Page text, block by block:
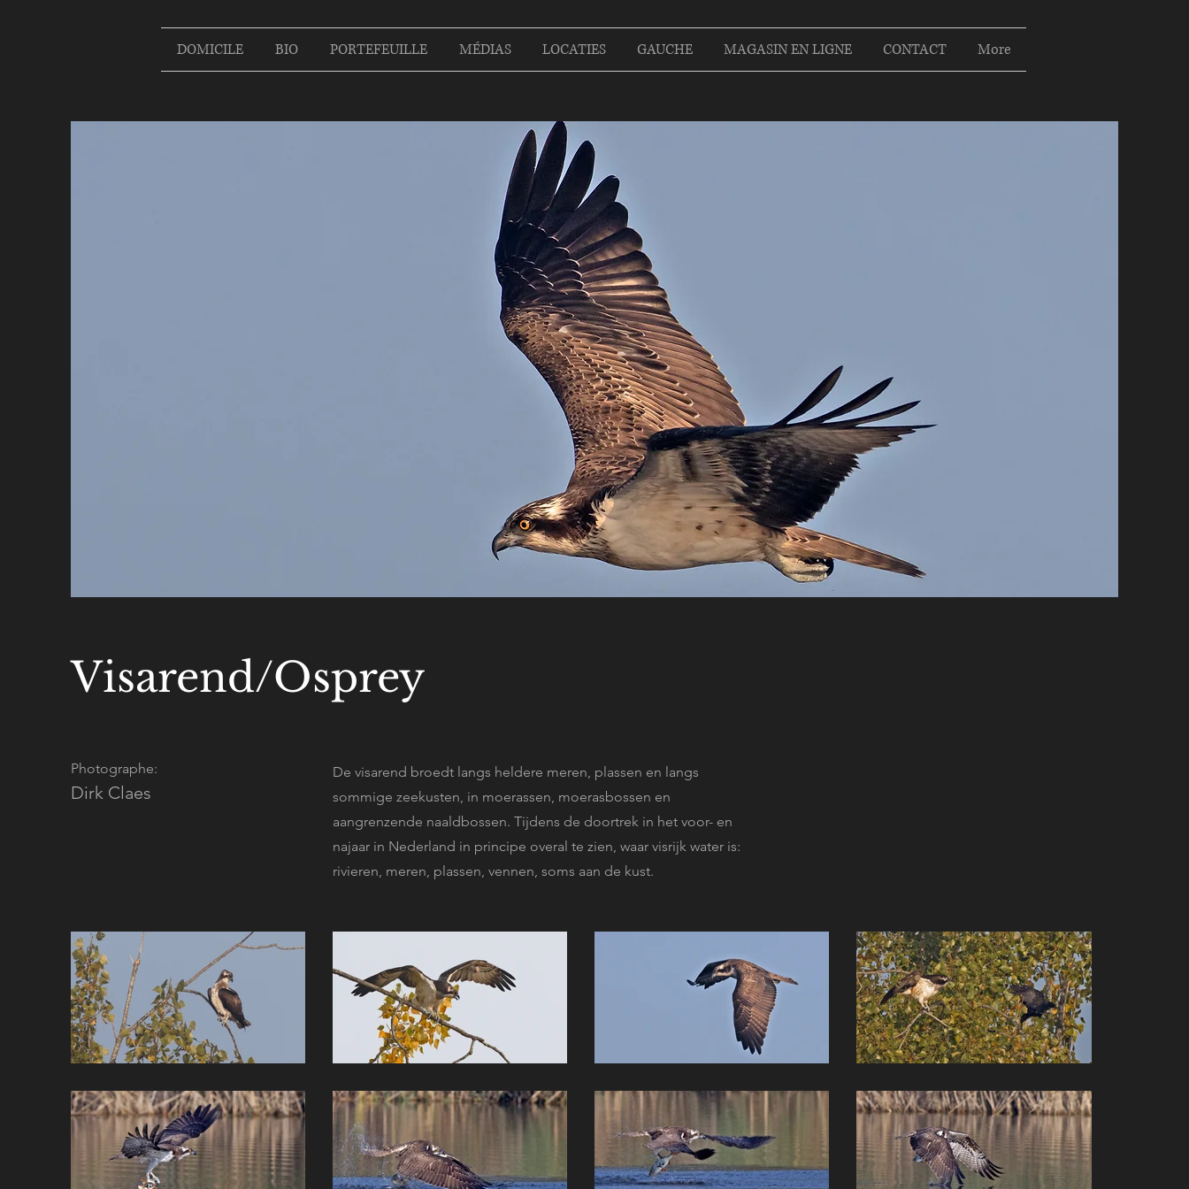
DOMICILE BIO PORTEFEUILLE MÉDIAS LOCATIES GAUCHE MAGASIN EN LIGNE CONTACT More
Visarend/Osprey
Photographe:
Dirk Claes
De visarend broedt langs heldere meren, plassen en langs
sommige zeekusten, in moerassen, moerasbossen en
aangrenzende naaldbossen. Tijdens de doortrek in het voor- en
najaar in Nederland in principe overal te zien, waar visrijk water is:
rivieren, meren, plassen, vennen, soms aan de kust.